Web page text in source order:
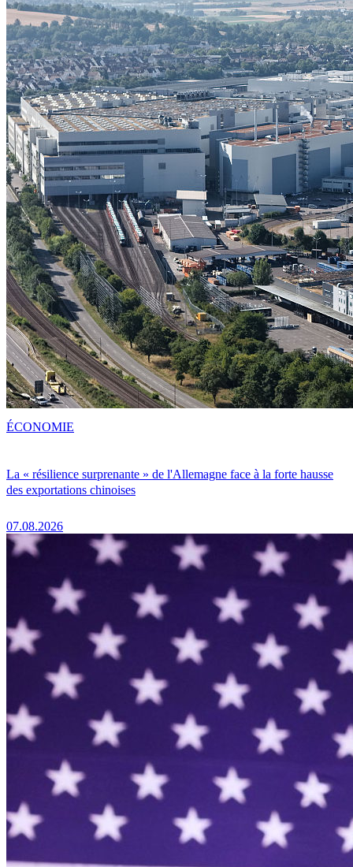
La « résilience surprenante » de l'Allemagne face à la forte hausse
des exportations chinoises
07.08.2026
ÉCONOMIE